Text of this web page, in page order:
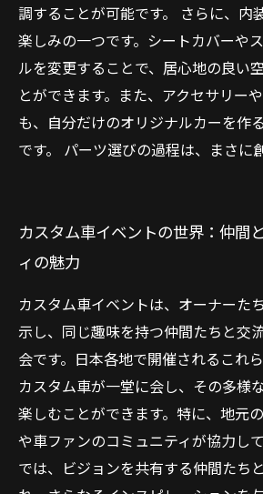
調することが可能です。 さらに、内
楽しみの一つです。シートカバーや
ルを変更することで、居心地の良い
とができます。また、アクセサリー
も、自分だけのオリジナルカーを作
です。 パーツ選びの過程は、まさに
カスタム車イベントの世界：仲間
ィの魅力
カスタム車イベントは、オーナーた
示し、同じ趣味を持つ仲間たちと交
会です。日本各地で開催されるこれ
カスタム車が一堂に会し、その多様
楽しむことができます。特に、地元
や車ファンのコミュニティが協力し
では、ビジョンを共有する仲間たち